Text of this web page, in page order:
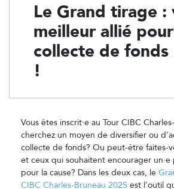
Le Grand tirage :
meilleur allié
collecte de fonds
!
Vous êtes inscrit·e au Tour CIBC
cherchez un moyen de diversifier ou
collecte de fonds? Ou peut-être faites-
et ceux qui souhaitent encourager
pour la cause? Dans les deux cas, le
CIBC Charles-Bruneau 2025 est l’outil